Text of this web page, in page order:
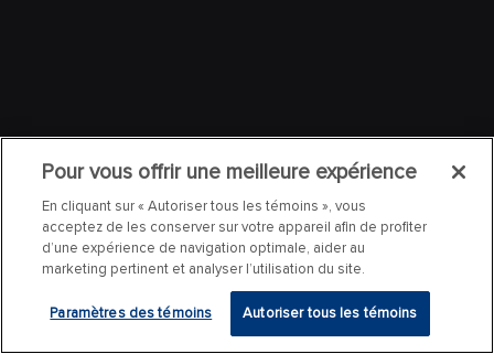
Pour vous offrir une meilleure expérience
En cliquant sur « Autoriser tous les témoins », vous
acceptez de les conserver sur votre appareil afin de profiter
d’une expérience de navigation optimale, aider au
marketing pertinent et analyser l’utilisation du site.
Paramètres des témoins Autoriser tous les témoins